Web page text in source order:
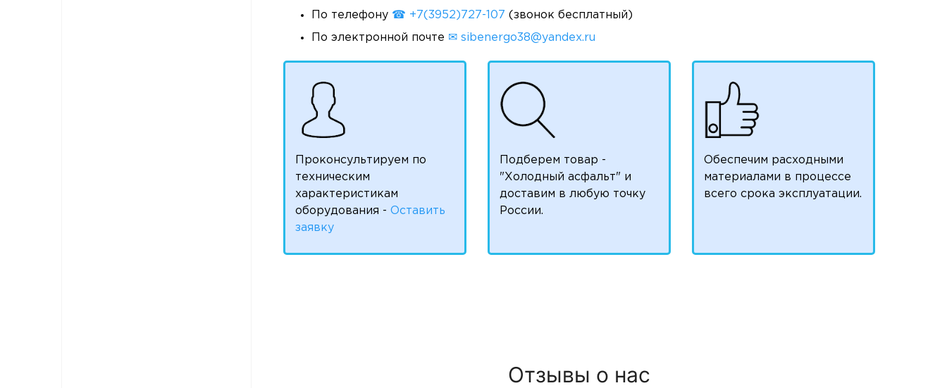
По телефону ☎ +7(3952)727-107 (звонок бесплатный)
По электронной почте ✉ sibenergo38@yandex.ru
Проконсультируем по
техническим
характеристикам
оборудования - Оставить
заявку
Подберем товар -
"Холодный асфальт" и
доставим в любую точку
России.
Обеспечим расходными
материалами в процессе
всего срока эксплуатации.
Отзывы о нас